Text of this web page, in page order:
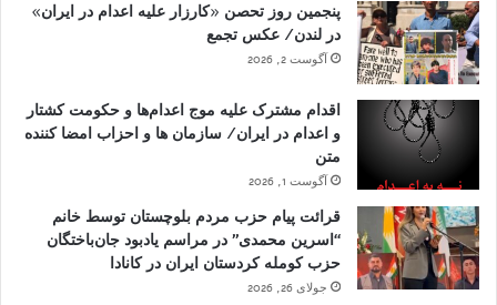
پنجمین روز تحصن «کارزار علیه اعدام در ایران»
در لندن/ عکس تجمع
آگوست 2, 2026
اقدام مشترک علیه موج اعدام‌ها و حکومت کشتار
و اعدام در ایران/ سازمان ها و احزاب امضا کننده
متن
آگوست 1, 2026
قرائت پیام حزب مردم بلوچستان توسط خانم
“اسرین محمدی” در مراسم یادبود جان‌باختگان
حزب کومله کردستان ایران در کانادا
جولای 26, 2026